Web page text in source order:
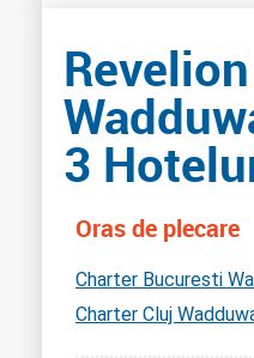
Revelion
3
Oras de plecare
Charter Bucuresti
Charter Cluj